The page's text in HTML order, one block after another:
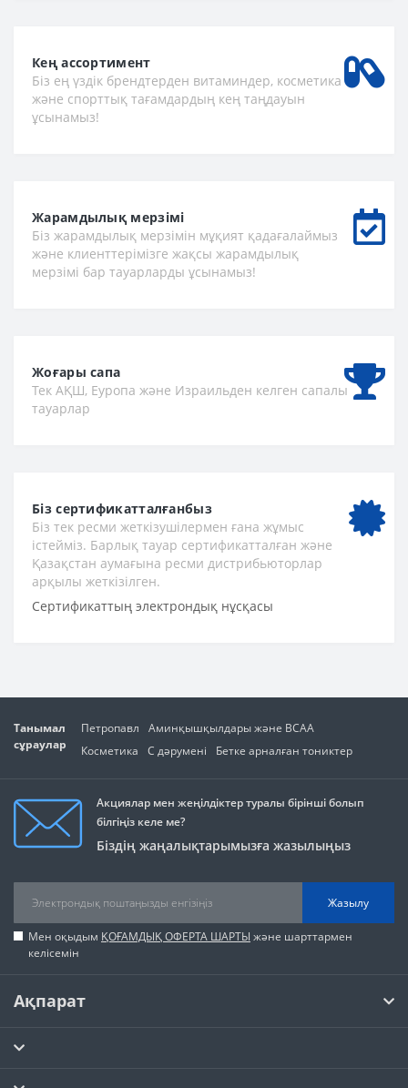
Кең ассортимент
Біз ең үздік брендтерден витаминдер, косметика
және спорттық тағамдардың кең таңдауын
ұсынамыз!
Жарамдылық мерзімі
Біз жарамдылық мерзімін мұқият қадағалаймыз
және клиенттерімізге жақсы жарамдылық
мерзімі бар тауарларды ұсынамыз!
Жоғары сапа
Тек АҚШ, Еуропа және Израильден келген сапалы
тауарлар
Біз сертификатталғанбыз
Біз тек ресми жеткізушілермен ғана жұмыс
істейміз. Барлық тауар сертификатталған және
Қазақстан аумағына ресми дистрибьюторлар
арқылы жеткізілген.
Сертификаттың электрондық нұсқасы
Танымал
сұраулар
Петропавл
Аминқышқылдары және BCAA
Косметика
С дәрумені Бетке арналған тониктер
Акциялар мен жеңілдіктер туралы бірінші болып
білгіңіз келе ме?
Біздің жаңалықтарымызға жазылыңыз
Жазылу
Мен оқыдым ҚОҒАМДЫҚ ОФЕРТА ШАРТЫ және шарттармен
келісемін
Ақпарат